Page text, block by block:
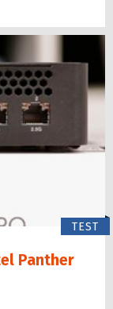
TEST
Panther